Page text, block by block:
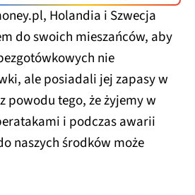
Holandia i Szwecja
do swoich mieszańców, aby
nie
ale posiadali jej zapasy w
powodu tego, że żyjemy w
i podczas awarii
naszych środków może